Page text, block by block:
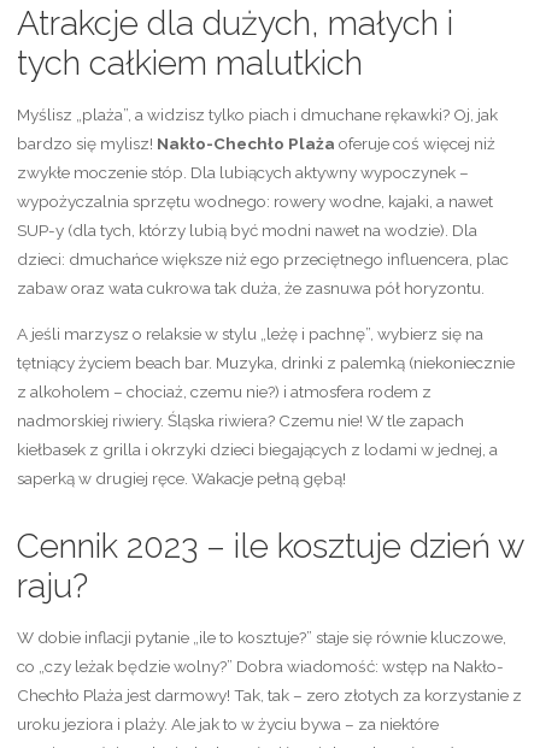
Atrakcje dla dużych, małych i
tych całkiem malutkich
Myślisz „plaża”, a widzisz tylko piach i dmuchane rękawki? Oj, jak
bardzo się mylisz! Nakło-Chechło Plaża oferuje coś więcej niż
zwykłe moczenie stóp. Dla lubiących aktywny wypoczynek –
wypożyczalnia sprzętu wodnego: rowery wodne, kajaki, a nawet
SUP-y (dla tych, którzy lubią być modni nawet na wodzie). Dla
dzieci: dmuchańce większe niż ego przeciętnego influencera, plac
zabaw oraz wata cukrowa tak duża, że zasnuwa pół horyzontu.
A jeśli marzysz o relaksie w stylu „leżę i pachnę”, wybierz się na
tętniący życiem beach bar. Muzyka, drinki z palemką (niekoniecznie
z alkoholem – chociaż, czemu nie?) i atmosfera rodem z
nadmorskiej riwiery. Śląska riwiera? Czemu nie! W tle zapach
kiełbasek z grilla i okrzyki dzieci biegających z lodami w jednej, a
saperką w drugiej ręce. Wakacje pełną gębą!
Cennik 2023 – ile kosztuje dzień w
raju?
W dobie inflacji pytanie „ile to kosztuje?” staje się równie kluczowe,
co „czy leżak będzie wolny?” Dobra wiadomość: wstęp na Nakło-
Chechło Plaża jest darmowy! Tak, tak – zero złotych za korzystanie z
uroku jeziora i plaży. Ale jak to w życiu bywa – za niektóre